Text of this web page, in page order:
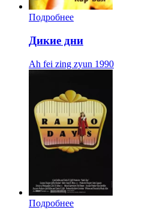
Подробнее
Дикие дни
Ah fei zing zyun 1990
Подробнее